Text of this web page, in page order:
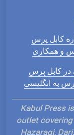
کابل پرس
و همکاری
در کابل پرس
به انگلیسی
Kabul Press
outlet